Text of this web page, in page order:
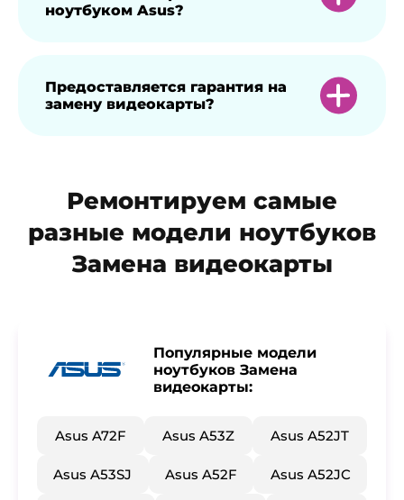
учетом технических возможностей
ноутбуком Asus?
Наши специалисты проводят
диагностику, оценивая совместимость
Предоставляется гарантия на
замену видеокарты?
сопровождаются 1-летней гарантией.
Ремонтируем самые
разные модели ноутбуков
Замена видеокарты
Популярные модели
ноутбуков Замена
видеокарты:
Asus A72F Asus A53Z Asus A52JT
Asus A53SJ Asus A52F Asus A52JC